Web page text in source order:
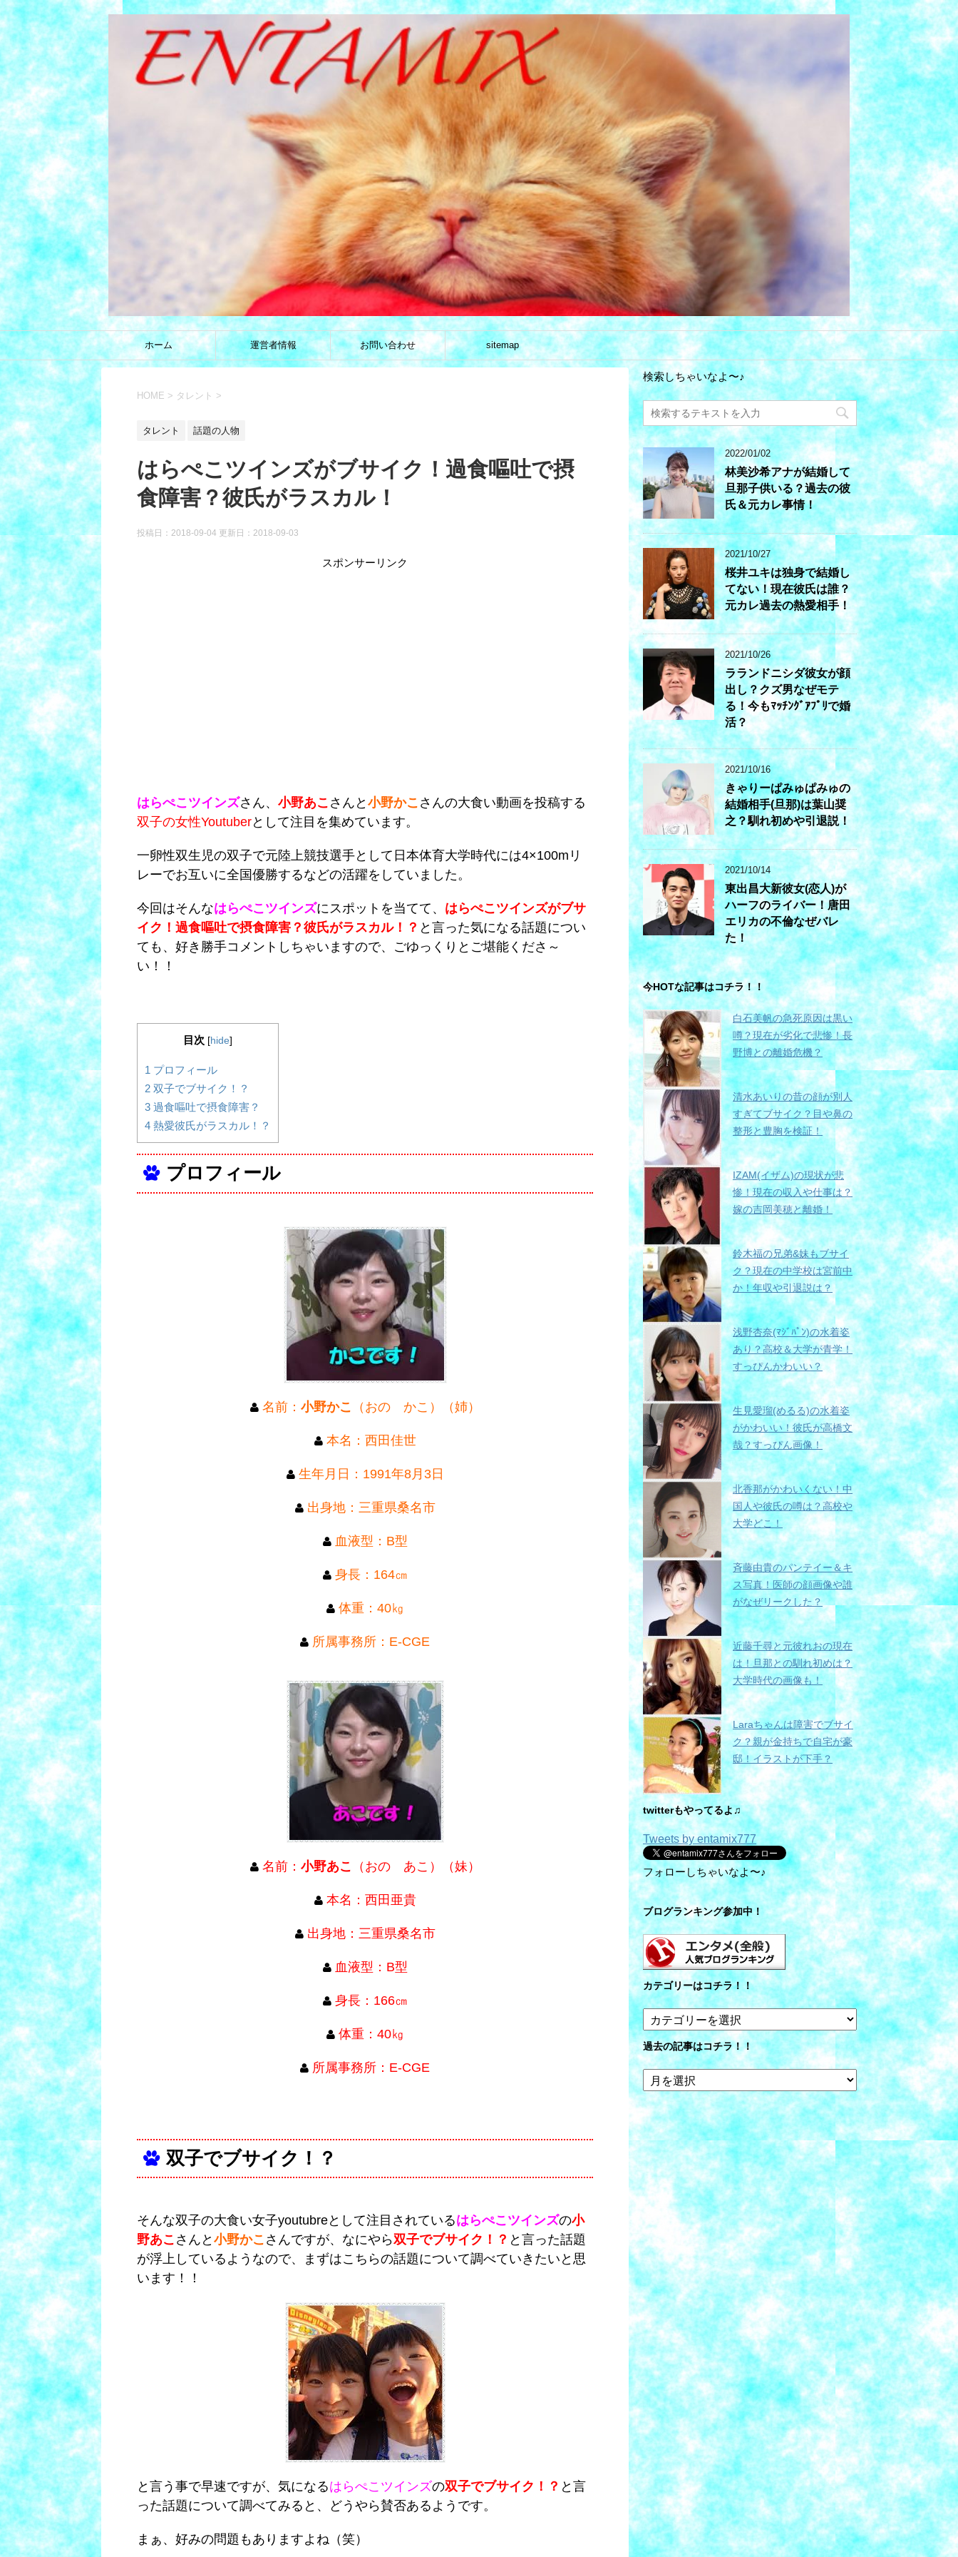
ホーム 運営者情報 お問い合わせ sitemap
HOME > タレント >
タレント 話題の人物
はらぺこツインズがブサイク！過食嘔吐で摂
食障害？彼氏がラスカル！
投稿日：2018-09-04 更新日： 2018-09-03
スポンサーリンク
はらぺこツインズさん、 小野あこ さんと 小野かこ さんの大食い動画を投稿する
双子の女性Youtuberとして注目を集めています。
一卵性双生児の双子で元陸上競技選手として日本体育大学時代には4×100mリ
レーでお互いに全国優勝するなどの活躍をしていました。
今回はそんなはらぺこツインズにスポットを当てて、 はらぺこツインズがブサ
イク！過食嘔吐で摂食障害？彼氏がラスカル！？ と言った気になる話題につい
ても、好き勝手コメントしちゃいますので、ごゆっくりとご堪能くださ～
い！！
目次 [hide]
1 プロフィール
2 双子でブサイク！？
3 過食嘔吐で摂食障害？
4 熱愛彼氏がラスカル！？
プロフィール
名前： 小野かこ （おの かこ）（姉）
本名：西田佳世
生年月日：1991年8月3日
出身地：三重県桑名市
血液型：B型
身長：164㎝
体重：40㎏
所属事務所：E-CGE
名前： 小野あこ （おの あこ）（妹）
本名：西田亜貴
出身地：三重県桑名市
血液型：B型
身長：166㎝
体重：40㎏
所属事務所：E-CGE
双子でブサイク！？
そんな双子の大食い女子youtubreとして注目されているはらぺこツインズの小
野あこ さんと 小野かこ さんですが、なにやら双子でブサイク！？ と言った話題
が浮上しているようなので、まずはこちらの話題について調べていきたいと思
います！！
と言う事で早速ですが、気になるはらぺこツインズの双子でブサイク！？ と言
った話題について調べてみると、どうやら賛否あるようです。
まぁ、好みの問題もありますよね（笑）
検索しちゃいなよ〜♪
2022/01/02
林美沙希アナが結婚して
旦那子供いる？過去の彼
氏＆元カレ事情！
2021/10/27
桜井ユキは独身で結婚し
てない！現在彼氏は誰？
元カレ過去の熱愛相手！
2021/10/26
ラランドニシダ彼女が顔
出し？クズ男なぜモテ
る！今もﾏｯﾁﾝｸﾞｱﾌﾟﾘで婚
活？
2021/10/16
きゃりーぱみゅぱみゅの
結婚相手(旦那)は葉山奨
之？馴れ初めや引退説！
2021/10/14
東出昌大新彼女(恋人)が
ハーフのライバー！唐田
エリカの不倫なぜバレ
た！
今HOTな記事はコチラ！！
白石美帆の急死原因は黒い
噂？現在が劣化で悲惨！長
野博との離婚危機？
清水あいりの昔の顔が別人
すぎてブサイク？目や鼻の
整形と豊胸を検証！
IZAM(イザム)の現状が悲
惨！現在の収入や仕事は？
嫁の吉岡美穂と離婚！
鈴木福の兄弟&妹もブサイ
ク？現在の中学校は宮前中
か！年収や引退説は？
浅野杏奈(ﾏｼﾞﾊﾟﾝ)の水着姿
あり？高校＆大学が青学！
すっぴんかわいい？
生見愛瑠(めるる)の水着姿
がかわいい！彼氏が高橋文
哉？すっぴん画像！
北香那がかわいくない！中
国人や彼氏の噂は？高校や
大学どこ！
斉藤由貴のパンテイー＆キ
ス写真！医師の顔画像や誰
がなぜリークした？
近藤千尋と元彼れおの現在
は！旦那との馴れ初めは？
大学時代の画像も！
Laraちゃんは障害でブサイ
ク？親が金持ちで自宅が豪
邸！イラストが下手？
twitterもやってるよ♫
Tweets by entamix777
フォローしちゃいなよ〜♪
ブログランキング参加中！
カテゴリーはコチラ！！
テ
ゴ
リ
ー
は
コ
チ
ラ！！
過去の記事はコチラ！！
過
去
の
記
事
は
コ
チ
ラ！！